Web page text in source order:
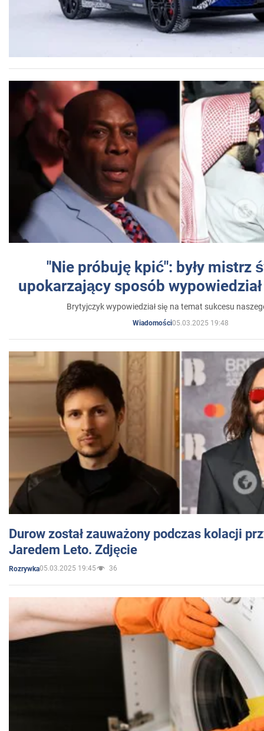
"Nie próbuję kpić": były mistrz
upokarzający sposób
Brytyjczyk wypowiedział się na temat sukcesu
Wiadomości05.03.2025 19:48
Durow został zauważony podczas kolacji
Jaredem Leto. Zdjęcie
Rozrywka05.03.2025 19:45 36